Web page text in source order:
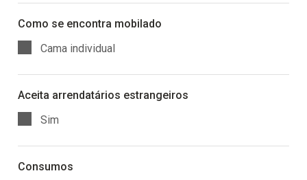
Como se encontra mobilado
Cama individual
Aceita arrendatários estrangeiros
Sim
Consumos